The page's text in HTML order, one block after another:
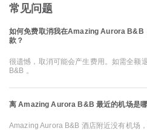
常见问题
如何免费取消我在Amazing Aurora B&B
款？
很遗憾，取消可能会产生费用。如需全额
B&B 。
离 Amazing Aurora B&B 最近的机场是
Amazing Aurora B&B 酒店附近没有机场